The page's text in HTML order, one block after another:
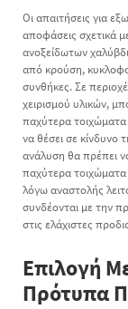
Οι απαιτήσεις για
αποφάσεις σχετικά
ανοξείδωτων
από κρούση,
συνθήκες. Σε
χειρισμού υλικών,
παχύτερα
να θέσει σε κίνδυνο
ανάλυση θα πρέπει
παχύτερα τοιχώματα
λόγω αναστολής
συνδέονται με την
στις ελάχιστες
Επιλογή
Πρότυπα